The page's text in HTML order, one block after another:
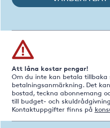
Att låna kostar pengar!
Om du inte kan betala tillbaka
betalningsanmärkning. Det
bostad, teckna abonnemang
till budget- och
Kontaktuppgifter finns på